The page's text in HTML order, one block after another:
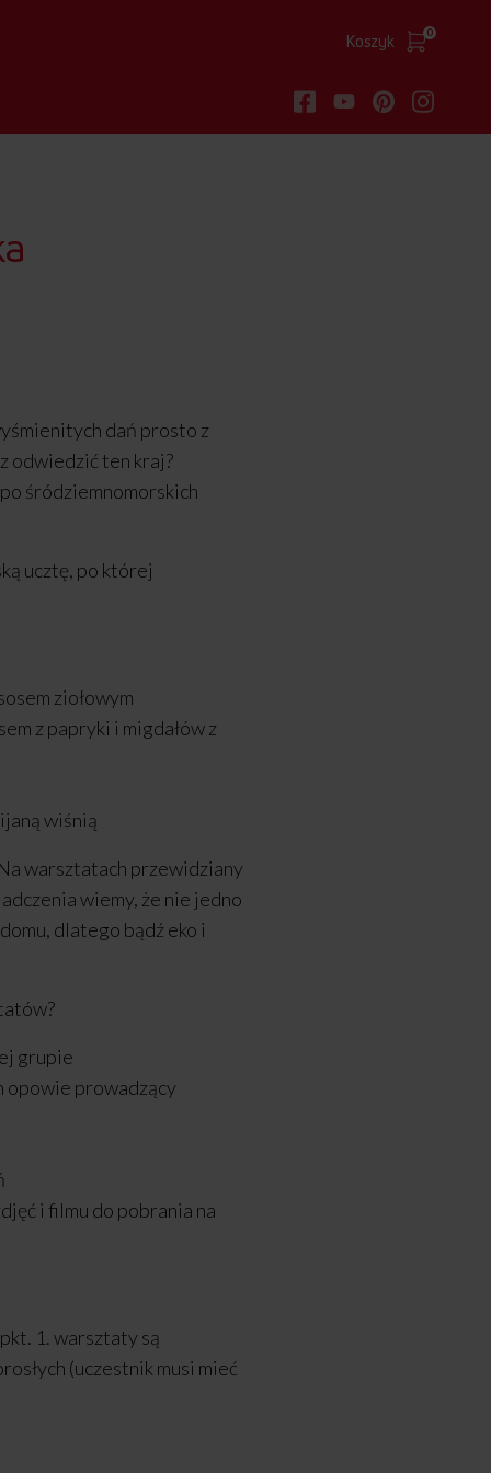
Koszyk 0
dań prosto z
odwiedzić ten kraj?
śródziemnomorskich
ucztę, po której
ziołowym
z papryki i migdałów z
wiśnią
warsztatach przewidziany
wiemy, że nie jedno
dlatego bądź eko i
grupie
opowie prowadzący
i filmu do pobrania na
1. warsztaty są
(uczestnik musi mieć